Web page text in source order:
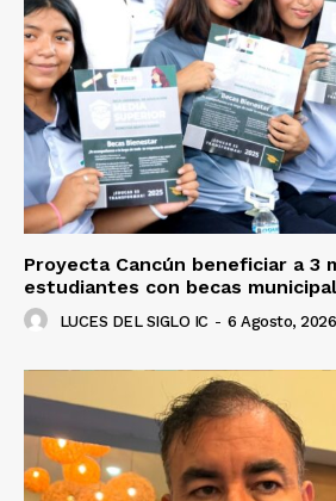
Proyecta Cancún beneficiar a 3
estudiantes con becas
LUCES DEL SIGLO IC - 6 Agosto, 2026